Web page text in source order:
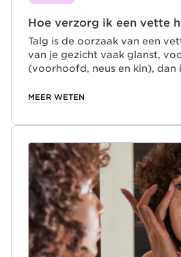
Hoe verzorg ik een vette
Talg is de oorzaak van een
van je gezicht vaak glanst,
(voorhoofd, neus en kin), dan
maar ook worden
hormonale
een vette huid? Voor een
milde producten die
verwijderen. Begin ’s
een gerichte reiniger.
MEER WETEN